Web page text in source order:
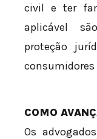
civil e ter
aplicável
proteção
COMO
Os